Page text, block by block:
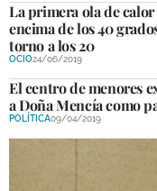
La primera ola de
encima de los 40
torno a los 20
OCIO24/06/2019
El centro de menores
a Doña Mencía como
POLÍTICA09/04/2019